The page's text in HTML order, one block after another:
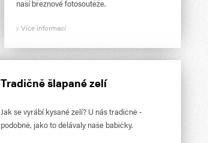
naší březnové fotosoutěže.
Více informací
Tradičně šlapané zelí
Jak se vyrábí kysané zelí? U nás tradičně -
podobně, jako to dělávaly naše babičky.